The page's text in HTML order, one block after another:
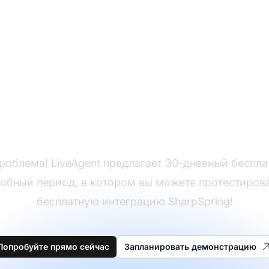
LiveAgent предлагает 30-дневный
период, в котором вы можете
бесплатную интеграцию SharpSpring!
прямо сейчас Запланировать демонстрацию